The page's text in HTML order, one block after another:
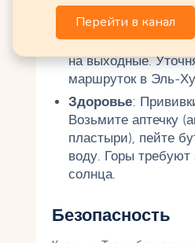
Бронирование:
бронируйте за 1–2
на выходные.
маршруток в Эль-
Здоровье:
Возьмите аптечку
пластыри), пейте
воду. Горы
солнца.
Безопасность
Перейти в канал